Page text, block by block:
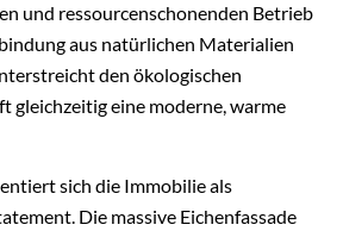
und ressourcenschonenden Betrieb
aus natürlichen Materialien
den ökologischen
gleichzeitig eine moderne, warme
sich die Immobilie als
Die massive Eichenfassade